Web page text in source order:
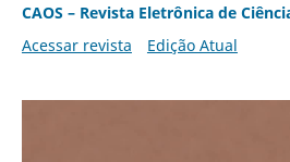
CAOS – Revista Eletrônica de
Acessar revista
Edição Atual